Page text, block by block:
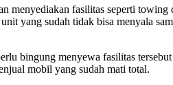
menyediakan fasilitas seperti towing
yang sudah tidak bisa menyala
bingung menyewa fasilitas
mobil yang sudah mati total.